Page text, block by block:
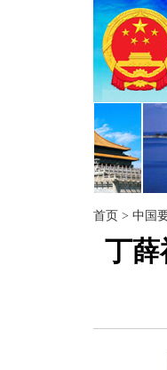
首页 > 中国
丁薛